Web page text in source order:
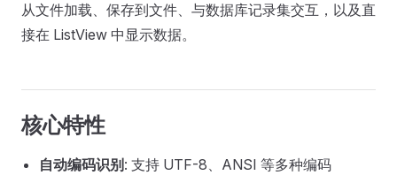
从文件加载、保存到文件、与数据库记录集交互，以及直
接在 ListView 中显示数据。
核心特性
自动编码识别 : 支持 UTF-8、ANSI 等多种编码